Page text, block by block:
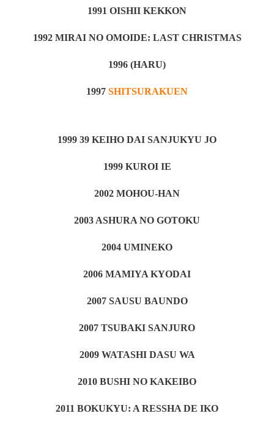
1991 OISHII KEKKON
1992 MIRAI NO OMOIDE: LAST CHRISTMAS
1996 (HARU)
1997 SHITSURAKUEN
1999 39 KEIHO DAI SANJUKYU JO
1999 KUROI IE
2002 MOHOU-HAN
2003 ASHURA NO GOTOKU
2004 UMINEKO
2006 MAMIYA KYODAI
2007 SAUSU BAUNDO
2007 TSUBAKI SANJURO
2009 WATASHI DASU WA
2010 BUSHI NO KAKEIBO
2011 BOKUKYU: A RESSHA DE IKO